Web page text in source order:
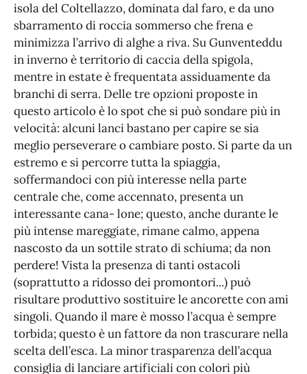
isola del Coltellazzo, dominata dal faro, e da uno
sbarramento di roccia sommerso che frena e
minimizza l’arrivo di alghe a riva. Su Gunventeddu
in inverno è territorio di caccia della spigola,
mentre in estate è frequentata assiduamente da
branchi di serra. Delle tre opzioni proposte in
questo articolo è lo spot che si può sondare più in
velocità: alcuni lanci bastano per capire se sia
meglio perseverare o cambiare posto. Si parte da un
estremo e si percorre tutta la spiaggia,
soffermandoci con più interesse nella parte
centrale che, come accennato, presenta un
interessante cana- lone; questo, anche durante le
più intense mareggiate, rimane calmo, appena
nascosto da un sottile strato di schiuma; da non
perdere! Vista la presenza di tanti ostacoli
(soprattutto a ridosso dei promontori...) può
risultare produttivo sostituire le ancorette con ami
singoli. Quando il mare è mosso l’acqua è sempre
torbida; questo è un fattore da non trascurare nella
scelta dell’esca. La minor trasparenza dell’acqua
consiglia di lanciare artificiali con colori più